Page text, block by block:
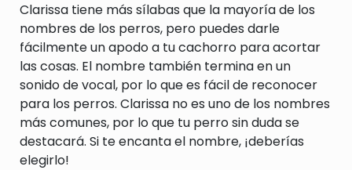
Clarissa tiene más sílabas que la mayoría de los
nombres de los perros, pero puedes darle
fácilmente un apodo a tu cachorro para acortar
las cosas. El nombre también termina en un
sonido de vocal, por lo que es fácil de reconocer
para los perros. Clarissa no es uno de los nombres
más comunes, por lo que tu perro sin duda se
destacará. Si te encanta el nombre, ¡deberías
elegirlo!